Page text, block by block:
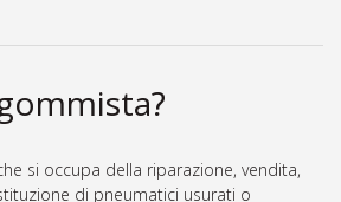
si occupa della riparazione, vendita,
di pneumatici usurati o